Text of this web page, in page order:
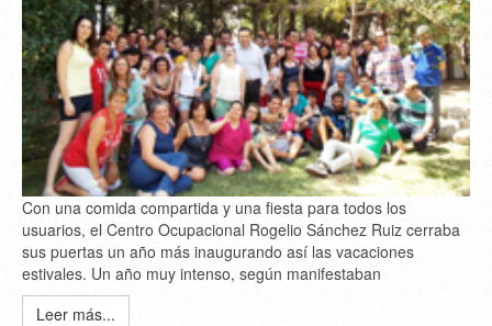
Con una comida compartida y una fiesta para todos los
usuarios, el Centro Ocupacional Rogelio Sánchez Ruiz cerraba
sus puertas un año más inaugurando así las vacaciones
estivales. Un año muy intenso, según manifestaban
Leer más...